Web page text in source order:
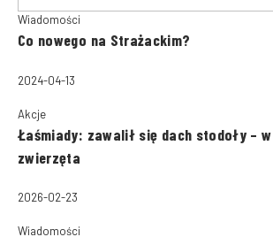
Wiadomości
Co nowego na Strażackim?
2024-04-13
Akcje
Łaśmiady: zawalił się dach stodoły –
zwierzęta
2026-02-23
Wiadomości